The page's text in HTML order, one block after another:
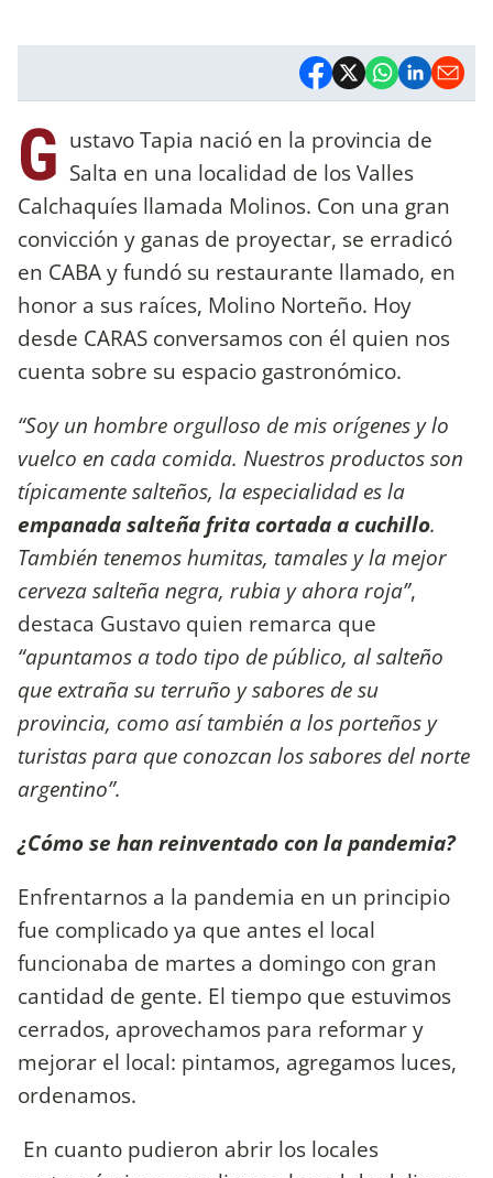
G ustavo Tapia nació en la provincia de
Salta en una localidad de los Valles
Calchaquíes llamada Molinos. Con una gran
convicción y ganas de proyectar, se erradicó
en CABA y fundó su restaurante llamado, en
honor a sus raíces, Molino Norteño. Hoy
desde CARAS conversamos con él quien nos
cuenta sobre su espacio gastronómico.
“Soy un hombre orgulloso de mis orígenes y lo
vuelco en cada comida. Nuestros productos son
típicamente salteños, la especialidad es la
empanada salteña frita cortada a cuchillo.
También tenemos humitas, tamales y la mejor
cerveza salteña negra, rubia y ahora roja”,
destaca Gustavo quien remarca que
“apuntamos a todo tipo de público, al salteño
que extraña su terruño y sabores de su
provincia, como así también a los porteños y
turistas para que conozcan los sabores del norte
argentino”.
¿Cómo se han reinventado con la pandemia?
Enfrentarnos a la pandemia en un principio
fue complicado ya que antes el local
funcionaba de martes a domingo con gran
cantidad de gente. El tiempo que estuvimos
cerrados, aprovechamos para reformar y
mejorar el local: pintamos, agregamos luces,
ordenamos.
En cuanto pudieron abrir los locales